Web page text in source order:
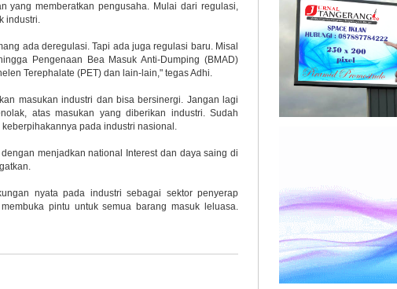
yang memberatkan pengusaha. Mulai dari regulasi,
industri.
ada deregulasi. Tapi ada juga regulasi baru. Misal
Pengenaan Bea Masuk Anti-Dumping (BMAD)
Terephalate (PET) dan lain-lain," tegas Adhi.
masukan industri dan bisa bersinergi. Jangan lagi
atas masukan yang diberikan industri. Sudah
pada industri nasional.
menjadkan national Interest dan daya saing di
nyata pada industri sebagai sektor penyerap
pintu untuk semua barang masuk leluasa.